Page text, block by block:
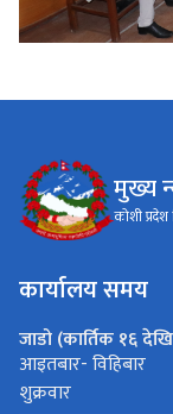
मुख्य
कोशी प्रदेश
कार्यालय समय
जाडो (कार्तिक १६
आइतबार- विहिबार
शुक्रवार